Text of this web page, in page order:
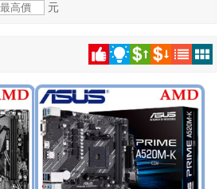
元